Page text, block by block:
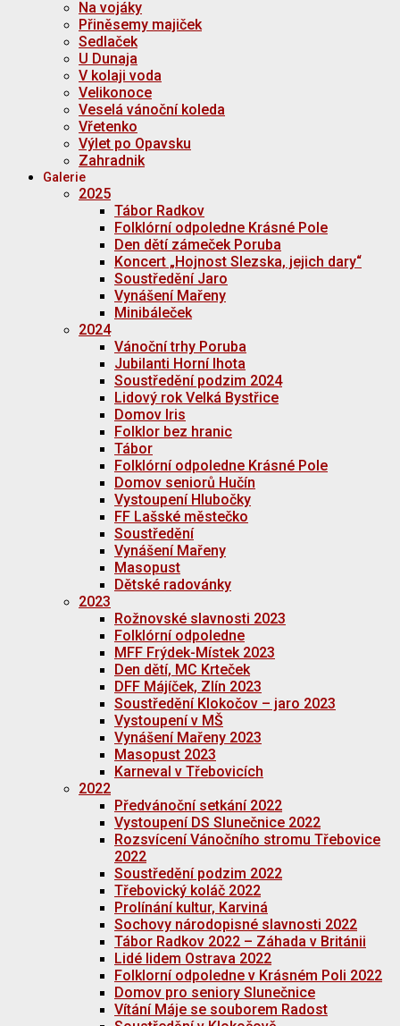
Na vojáky
Přiněsemy majiček
Sedlaček
U Dunaja
V kolaji voda
Velikonoce
Veselá vánoční koleda
Vřetenko
Výlet po Opavsku
Zahradnik
Galerie
2025
Tábor Radkov
Folklórní odpoledne Krásné Pole
Den dětí zámeček Poruba
Koncert „Hojnost Slezska, jejich dary“
Soustředění Jaro
Vynášení Mařeny
Minibáleček
2024
Vánoční trhy Poruba
Jubilanti Horní lhota
Soustředění podzim 2024
Lidový rok Velká Bystřice
Domov Iris
Folklor bez hranic
Tábor
Folklórní odpoledne Krásné Pole
Domov seniorů Hučín
Vystoupení Hlubočky
FF Lašské městečko
Soustředění
Vynášení Mařeny
Masopust
Dětské radovánky
2023
Rožnovské slavnosti 2023
Folklórní odpoledne
MFF Frýdek-Místek 2023
Den dětí, MC Krteček
DFF Májíček, Zlín 2023
Soustředění Klokočov – jaro 2023
Vystoupení v MŠ
Vynášení Mařeny 2023
Masopust 2023
Karneval v Třebovicích
2022
Předvánoční setkání 2022
Vystoupení DS Slunečnice 2022
Rozsvícení Vánočního stromu Třebovice
2022
Soustředění podzim 2022
Třebovický koláč 2022
Prolínání kultur, Karviná
Sochovy národopisné slavnosti 2022
Tábor Radkov 2022 – Záhada v Británii
Lidé lidem Ostrava 2022
Folklorní odpoledne v Krásném Poli 2022
Domov pro seniory Slunečnice
Vítání Máje se souborem Radost